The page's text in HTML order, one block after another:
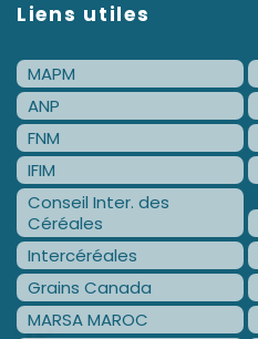
Liens utiles
MAPM
ANP
FNM
IFIM
Conseil Inter. des
Céréales
Intercéréales
Grains Canada
MARSA MAROC